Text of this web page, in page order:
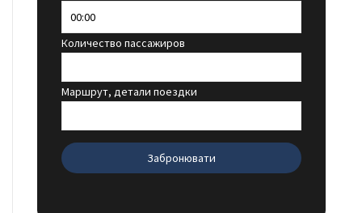
Количество пассажиров
Маршрут, детали поездки